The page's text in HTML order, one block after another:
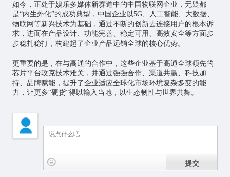
如今，正处于娱乐多媒体新赛道中的中国物联网企业，无疑都
是“内生外化”的成功典型，中国企业以5G、人工智能、大数据、
物联网等新兴技术为基础，通过不断的创新去连接用户的根本诉
求，进而在产品设计、功能完善、稳定可用、高效安全等方面步
步稳扎稳打，构建起了企业产品远销全球的核心优势。
更重要的是，在与高通的合作中，这些企业基于高通全球领先的
芯片平台攻克技术难关，并通过强强合作、渠道共赢、科技加
持、品牌赋能，提升了企业适应全球化市场环境复杂多变的能
力，让更多“硬货”得以输入当地，以生态韧性与世界共舞。
提交